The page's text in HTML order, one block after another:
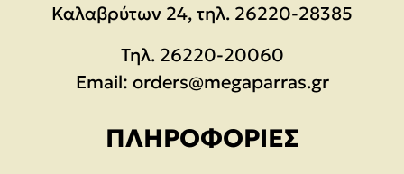
Καλαβρύτων 24, τηλ. 26220-28385
Τηλ. 26220-20060
Email: orders@megaparras.gr
ΠΛΗΡΟΦΟΡΊΕΣ